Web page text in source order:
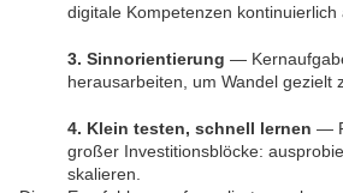
digitale Kompetenzen kontinuierlich
3. Sinnorientierung —
herausarbeiten, um Wandel gezielt
4. Klein testen, schnell lernen —
großer Investitionsblöcke:
skalieren.